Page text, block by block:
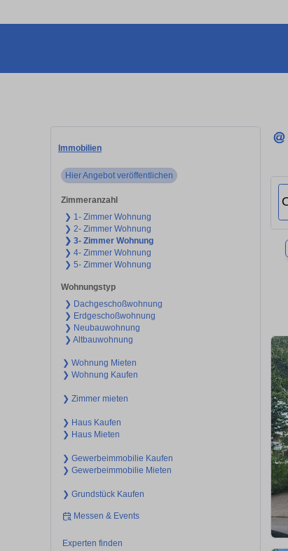
Immobilien
Hier Angebot veröffentlichen
Zimmeranzahl
❯ 1- Zimmer Wohnung
❯ 2- Zimmer Wohnung
❯ 3- Zimmer Wohnung
❯ 4- Zimmer Wohnung
❯ 5- Zimmer Wohnung
Wohnungstyp
❯ Dachgeschoßwohnung
❯ Erdgeschoßwohnung
❯ Neubauwohnung
❯ Altbauwohnung
❯ Wohnung Mieten
❯ Wohnung Kaufen
❯ Zimmer mieten
❯ Haus Kaufen
❯ Haus Mieten
❯ Gewerbeimmobilie Kaufen
❯ Gewerbeimmobilie Mieten
❯ Grundstück Kaufen
Messen & Events
Experten finden